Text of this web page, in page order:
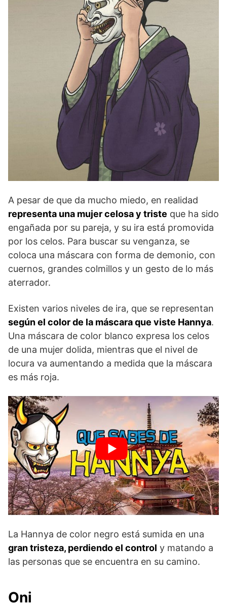
A pesar de que da mucho miedo, en realidad
representa una mujer celosa y triste que ha sido
engañada por su pareja, y su ira está promovida
por los celos. Para buscar su venganza, se
coloca una máscara con forma de demonio, con
cuernos, grandes colmillos y un gesto de lo más
aterrador.
Existen varios niveles de ira, que se representan
según el color de la máscara que viste Hannya.
Una máscara de color blanco expresa los celos
de una mujer dolida, mientras que el nivel de
locura va aumentando a medida que la máscara
es más roja.
La Hannya de color negro está sumida en una
gran tristeza, perdiendo el control y matando a
las personas que se encuentra en su camino.
Oni